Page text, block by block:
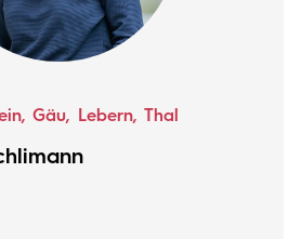
Gäu, Lebern, Thal